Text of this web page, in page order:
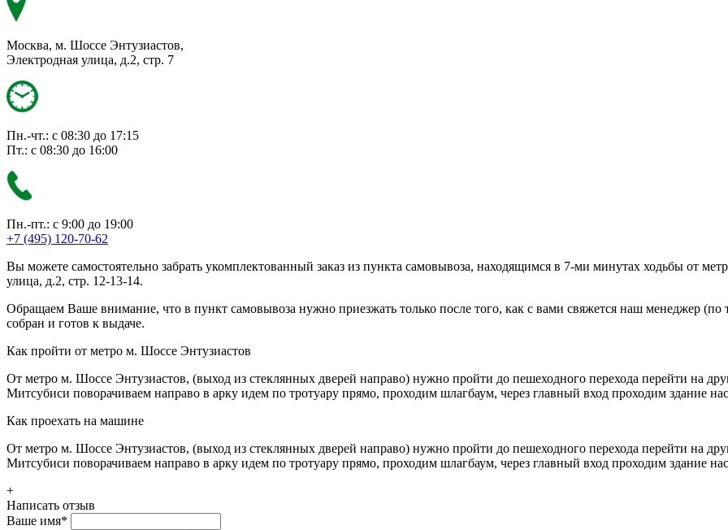
Москва, м. Шоссе Энтузиастов,
Электродная улица, д.2, стр. 7
Пн.-чт.: с 08:30 до 17:15
Пт.: с 08:30 до 16:00
Пн.-пт.: с 9:00 до 19:00
+7 (495) 120-70-62
Вы можете самостоятельно забрать укомплектованный заказ из пункта самовывоза, находящимся в 7-ми минутах ходьбы от
улица, д.2, стр. 12-13-14.
Обращаем Ваше внимание, что в пункт самовывоза нужно приезжать только после того, как с вами свяжется наш менеджер
собран и готов к выдаче.
Как пройти от метро м. Шоссе Энтузиастов
От метро м. Шоссе Энтузиастов, (выход из стеклянных дверей направо) нужно пройти до пешеходного перехода перейти на
Митсубиси поворачиваем направо в арку идем по тротуару прямо, проходим шлагбаум, через главный вход проходим здание
Как проехать на машине
От метро м. Шоссе Энтузиастов, (выход из стеклянных дверей направо) нужно пройти до пешеходного перехода перейти на
Митсубиси поворачиваем направо в арку идем по тротуару прямо, проходим шлагбаум, через главный вход проходим здание
+
Написать отзыв
Ваше имя*